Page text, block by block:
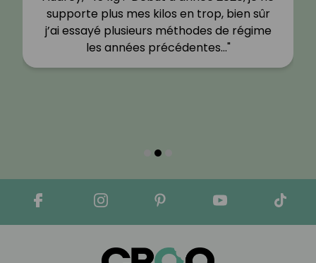
supporte plus mes kilos en trop, bien sûr
j’ai essayé plusieurs méthodes de régime
les années précédentes…"